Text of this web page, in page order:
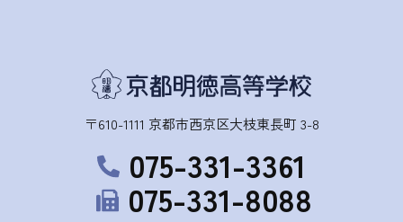
〒610-1111 京都市西京区大枝東長町 3-8
075-331-3361
075-331-8088